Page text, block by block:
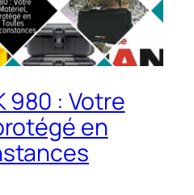
980 : Votre
en